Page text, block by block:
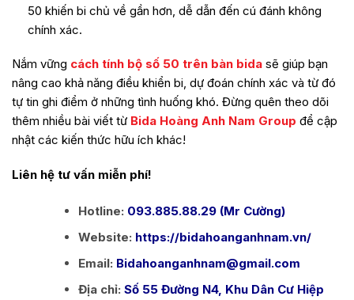
50 khiến bi chủ về gần hơn, dễ dẫn đến cú đánh không
chính xác.
Nắm vững cách tính bộ số 50 trên bàn bida sẽ giúp bạn
nâng cao khả năng điều khiển bi, dự đoán chính xác và từ đó
tự tin ghi điểm ở những tình huống khó. Đừng quên theo dõi
thêm nhiều bài viết từ Bida Hoàng Anh Nam Group để cập
nhật các kiến thức hữu ích khác!
Liên hệ tư vấn miễn phí!
Hotline: 093.885.88.29 (Mr Cường)
Website: https://bidahoanganhnam.vn/
Email: Bidahoanganhnam@gmail.com
Địa chỉ: Số 55 Đường N4, Khu Dân Cư Hiệp